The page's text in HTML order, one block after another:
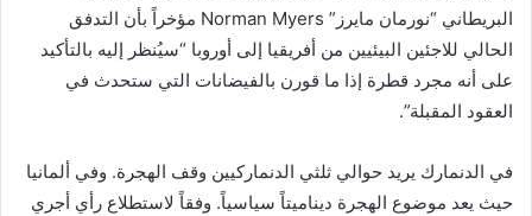
البريطاني “نورمان مايرز” Norman Myers مؤخراً بأن التدفق
الحالي للاجئين البيئيين من أفريقيا إلى أوروبا “سيُنظر إليه بالتأكيد
على أنه مجرد قطرة إذا ما قورن بالفيضانات التي ستحدث في
العقود المقبلة”.
في الدنمارك يريد حوالي ثلثي الدنماركيين وقف الهجرة. وفي ألمانيا
حيث يعد موضوع الهجرة ديناميتاً سياسياً. وفقاً لاستطلاع رأي أجري